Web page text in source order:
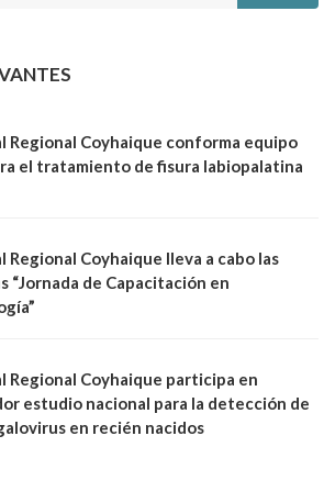
Regional Coyhaique conforma equipo
el tratamiento de fisura labiopalatina
Regional Coyhaique lleva a cabo las
“Jornada de Capacitación en
Regional Coyhaique participa en
estudio nacional para la detección de
en recién nacidos